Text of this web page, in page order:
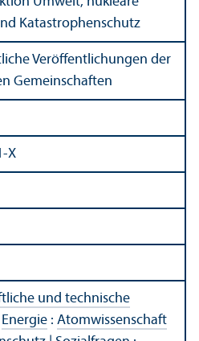
Katastrophenschutz
Veröffentlichungen der
Gemeinschaften
X
und technische
Energie : Atomwissenschaft